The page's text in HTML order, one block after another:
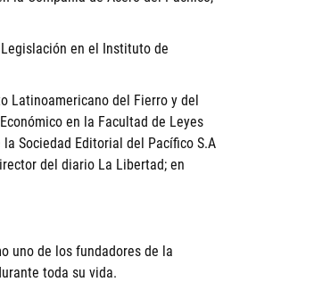
en el Instituto de
Latinoamericano del Fierro y del
en la Facultad de Leyes
Sociedad Editorial del Pacífico S.A
del diario La Libertad; en
uno de los fundadores de la
toda su vida.